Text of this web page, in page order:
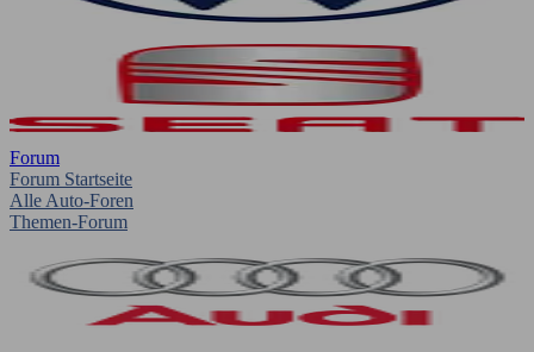
Forum
Forum Startseite
Alle Auto-Foren
Themen-Forum